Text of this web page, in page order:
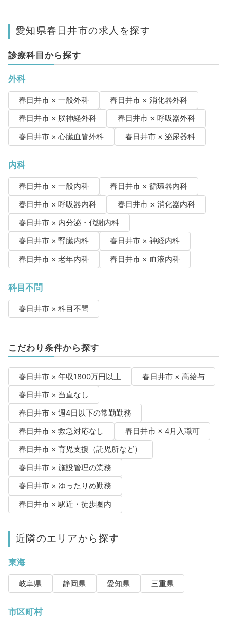
愛知県春日井市の求人を探す
診療科目から探す
外科
春日井市 × 一般外科
春日井市 × 消化器外科
春日井市 × 脳神経外科
春日井市 × 呼吸器外科
春日井市 × 心臓血管外科
春日井市 × 泌尿器科
内科
春日井市 × 一般内科
春日井市 × 循環器内科
春日井市 × 呼吸器内科
春日井市 × 消化器内科
春日井市 × 内分泌・代謝内科
春日井市 × 腎臓内科
春日井市 × 神経内科
春日井市 × 老年内科
春日井市 × 血液内科
科目不問
春日井市 × 科目不問
こだわり条件から探す
春日井市 × 年収1800万円以上
春日井市 × 高給与
春日井市 × 当直なし
春日井市 × 週4日以下の常勤勤務
春日井市 × 救急対応なし
春日井市 × 4月入職可
春日井市 × 育児支援（託児所など）
春日井市 × 施設管理の業務
春日井市 × ゆったりめ勤務
春日井市 × 駅近・徒歩圏内
近隣のエリアから探す
東海
岐阜県 静岡県 愛知県 三重県
市区町村